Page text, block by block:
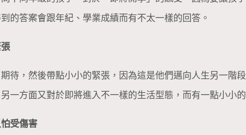
的答案會跟年紀、學業成績而有不太一樣的回答。
待，然後帶點小小的緊張，因為這是他們邁向人生另一階
一方面又對於即將進入不一樣的生活型態，而有一點小小的
受傷害